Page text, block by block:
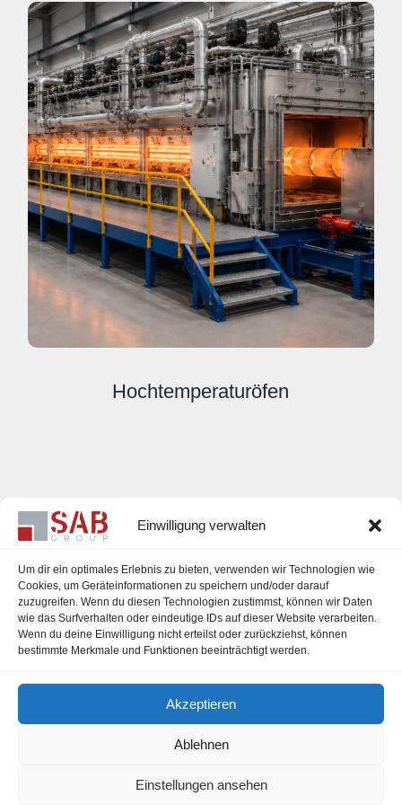
Einwilligung verwalten
Um dir ein optimales Erlebnis zu bieten, verwenden wir Technologien wie
Cookies, um Geräteinformationen zu speichern und/oder darauf
zuzugreifen. Wenn du diesen Technologien zustimmst, können wir Daten
wie das Surfverhalten oder eindeutige IDs auf dieser Website verarbeiten.
Wenn du deine Einwilligung nicht erteilst oder zurückziehst, können
bestimmte Merkmale und Funktionen beeinträchtigt werden.
Akzeptieren
Ablehnen
Einstellungen ansehen
Hochtemperaturöfen
Karriere
Impressum
Datenschutzerklärung
Cookie-Richtlinie (EU)
office@sab-group.com